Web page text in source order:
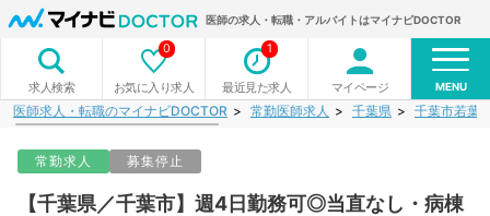
医師の求人・転職・アルバイトはマイナビDOCTOR
求人検索 お気に入り求人
0
最近見た求人
1
マイページ MENU
医師求人・転職のマイナビDOCTOR 常勤医師求人 千葉県 千葉市若葉
常勤求人 募集停止
【千葉県／千葉市】週4日勤務可◎当直なし・病棟